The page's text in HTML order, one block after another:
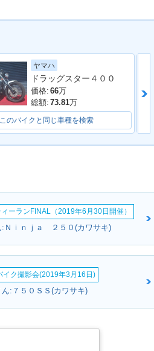
4
1987年 ELIMINATOR 4
00
ヤマハ
ドラッグスター４００
価格: 66万
総額: 73.81万
このバイクと同じ車種を検索
ーランFINAL（2019年6月30日開催）
:Ｎｉｎｊａ ２５０(カワサキ)
イク撮影会(2019年3月16日)
:７５０ＳＳ(カワサキ)